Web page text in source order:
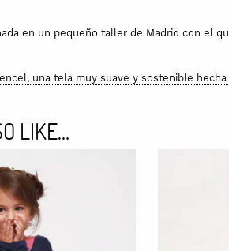
en un pequeño taller de Madrid con el
una tela muy suave y sostenible
cm / Cintura: 58 cm
cm / Cintura: 62 cm
en la lavadora, con agua fría con un
LIKE…